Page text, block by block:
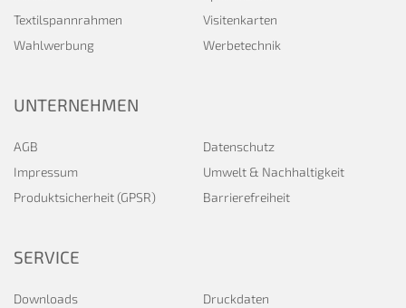
Textilspannrahmen
Visitenkarten
Wahlwerbung
Werbetechnik
UNTERNEHMEN
AGB
Datenschutz
Impressum
Umwelt & Nachhaltigkeit
Produktsicherheit (GPSR)
Barrierefreiheit
SERVICE
Downloads
Druckdaten